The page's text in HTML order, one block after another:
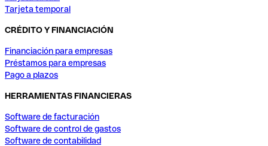
Tarjeta temporal
CRÉDITO Y FINANCIACIÓN
Financiación para empresas
Préstamos para empresas
Pago a plazos
HERRAMIENTAS FINANCIERAS
Software de facturación
Software de control de gastos
Software de contabilidad